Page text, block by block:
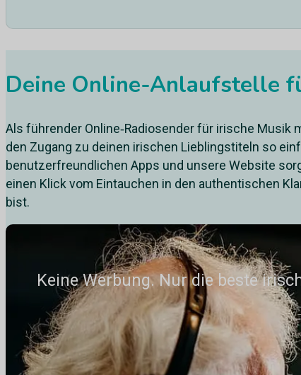
Deine Online-Anlaufstelle
Als führender Online‑Radiosender für irische Musik
den Zugang zu deinen irischen Lieblingstiteln so
benutzerfreundlichen Apps und unsere Website
einen Klick vom Eintauchen in den authentischen
bist.
Keine Werbung. Nur die beste